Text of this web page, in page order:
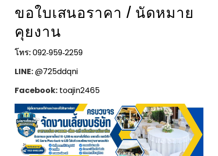
ขอใบเสนอราคา / นัดหมาย
คุยงาน
โทร:092‑959‑2259
LINE:@725ddqni
Facebook: toajin2465